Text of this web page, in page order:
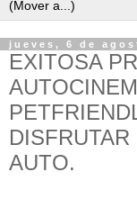
jueves, 6 de
EXITOSA
AUTO.